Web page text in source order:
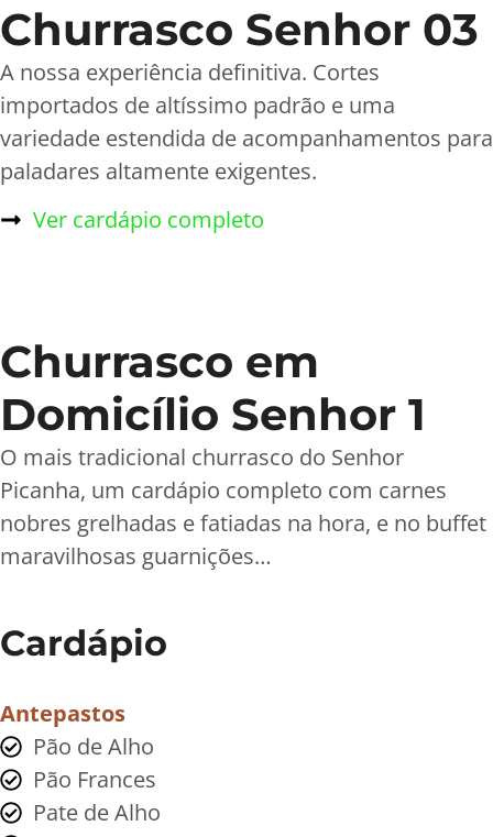
Churrasco Senhor 03
A nossa experiência definitiva. Cortes
importados de altíssimo padrão e uma
variedade estendida de acompanhamentos para
paladares altamente exigentes.
Ver cardápio completo
Churrasco em
Domicílio Senhor 1
O mais tradicional churrasco do Senhor
Picanha, um cardápio completo com carnes
nobres grelhadas e fatiadas na hora, e no buffet
maravilhosas guarnições…
Cardápio
Antepastos
Pão de Alho
Pão Frances
Pate de Alho